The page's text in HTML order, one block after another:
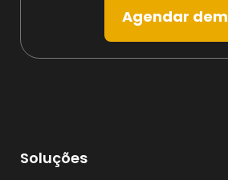
Agendar
Soluções